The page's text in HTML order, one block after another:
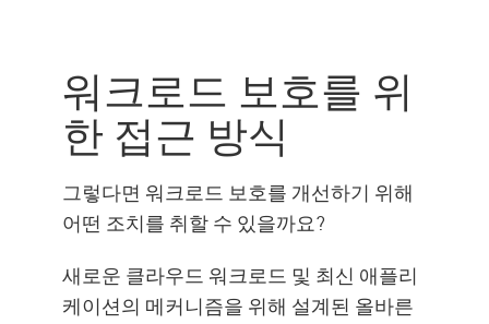
워크로드 보호를 위
한 접근 방식
그렇다면 워크로드 보호를 개선하기 위해
어떤 조치를 취할 수 있을까요?
새로운 클라우드 워크로드 및 최신 애플리
케이션의 메커니즘을 위해 설계된 올바른